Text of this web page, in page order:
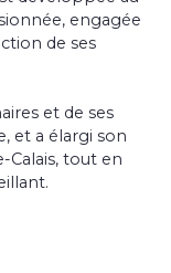
engagée
de ses
et de ses
et a élargi son
Calais, tout en